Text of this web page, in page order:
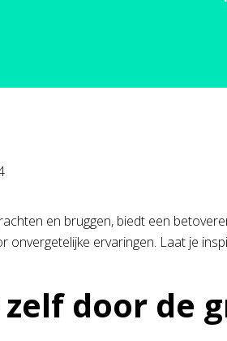
en bruggen, biedt een
onvergetelijke ervaringen. Laat je
door de